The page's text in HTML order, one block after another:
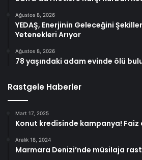
Ağustos 8, 2026
YEDAŞ, Enerjinin Geleceğini
Yetenekleri Arıyor
Ağustos 8, 2026
78 yaşındaki adam evinde ölü
Rastgele Haberler
Mart 17, 2025
Konut kredisinde kampanya! Faiz
Aralık 18, 2024
Marmara Denizi’nde müsilaja